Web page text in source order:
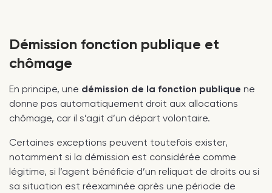
Démission fonction publique et
chômage
En principe, une démission de la fonction publique ne
donne pas automatiquement droit aux allocations
chômage, car il s’agit d’un départ volontaire.
Certaines exceptions peuvent toutefois exister,
notamment si la démission est considérée comme
légitime, si l’agent bénéficie d’un reliquat de droits ou si
sa situation est réexaminée après une période de